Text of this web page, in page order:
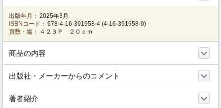
出版年月： 2025年3月
ISBNコード： 978-4-16-391958-4 (4-16-391958-9)
頁数・縦：
４２３Ｐ ２０ｃｍ
商品の内容
出版社・メーカーからのコメント
著者紹介